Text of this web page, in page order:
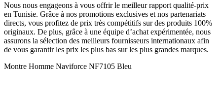
Nous nous engageons à vous offrir le meilleur rapport qualité-prix
en Tunisie. Grâce à nos promotions exclusives et nos partenariats
directs, vous profitez de prix très compétitifs sur des produits 100%
originaux. De plus, grâce à une équipe d’achat expérimentée, nous
assurons la sélection des meilleurs fournisseurs internationaux afin
de vous garantir les prix les plus bas sur les plus grandes marques.
Montre Homme Naviforce NF7105 Bleu